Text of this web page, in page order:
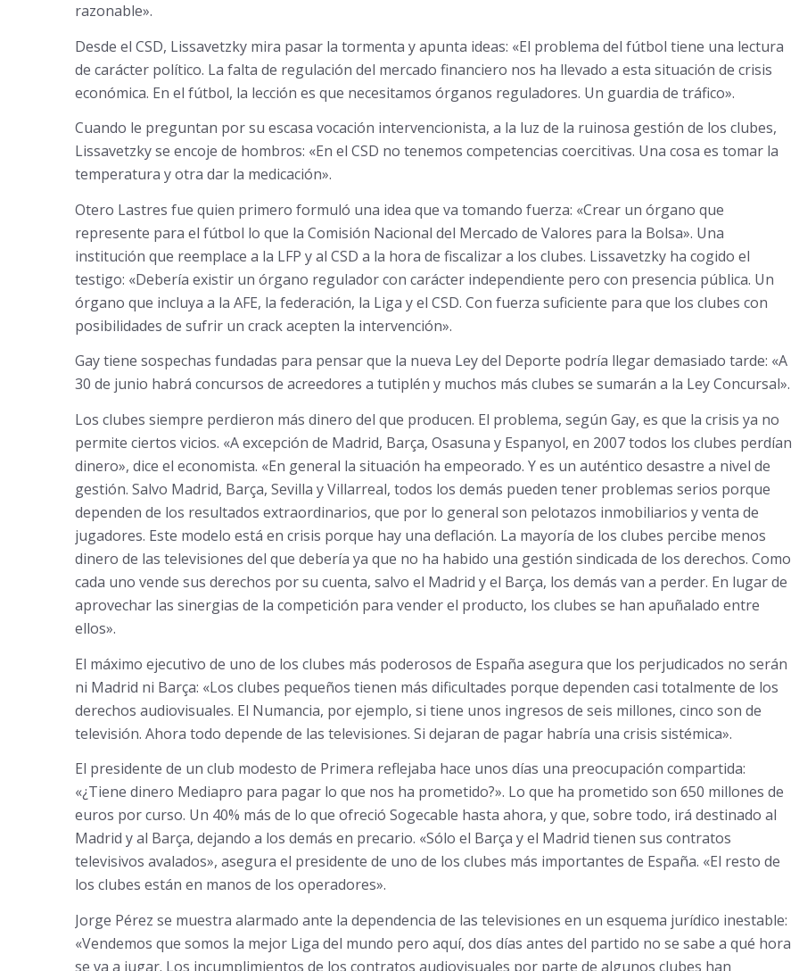
razonable».
Desde el CSD, Lissavetzky mira pasar la tormenta y apunta ideas: «El problema del fútbol tiene una lectura
de carácter político. La falta de regulación del mercado financiero nos ha llevado a esta situación de crisis
económica. En el fútbol, la lección es que necesitamos órganos reguladores. Un guardia de tráfico».
Cuando le preguntan por su escasa vocación intervencionista, a la luz de la ruinosa gestión de los clubes,
Lissavetzky se encoje de hombros: «En el CSD no tenemos competencias coercitivas. Una cosa es tomar la
temperatura y otra dar la medicación».
Otero Lastres fue quien primero formuló una idea que va tomando fuerza: «Crear un órgano que
represente para el fútbol lo que la Comisión Nacional del Mercado de Valores para la Bolsa». Una
institución que reemplace a la LFP y al CSD a la hora de fiscalizar a los clubes. Lissavetzky ha cogido el
testigo: «Debería existir un órgano regulador con carácter independiente pero con presencia pública. Un
órgano que incluya a la AFE, la federación, la Liga y el CSD. Con fuerza suficiente para que los clubes con
posibilidades de sufrir un crack acepten la intervención».
Gay tiene sospechas fundadas para pensar que la nueva Ley del Deporte podría llegar demasiado tarde: «A
30 de junio habrá concursos de acreedores a tutiplén y muchos más clubes se sumarán a la Ley Concursal».
Los clubes siempre perdieron más dinero del que producen. El problema, según Gay, es que la crisis ya no
permite ciertos vicios. «A excepción de Madrid, Barça, Osasuna y Espanyol, en 2007 todos los clubes perdían
dinero», dice el economista. «En general la situación ha empeorado. Y es un auténtico desastre a nivel de
gestión. Salvo Madrid, Barça, Sevilla y Villarreal, todos los demás pueden tener problemas serios porque
dependen de los resultados extraordinarios, que por lo general son pelotazos inmobiliarios y venta de
jugadores. Este modelo está en crisis porque hay una deflación. La mayoría de los clubes percibe menos
dinero de las televisiones del que debería ya que no ha habido una gestión sindicada de los derechos. Como
cada uno vende sus derechos por su cuenta, salvo el Madrid y el Barça, los demás van a perder. En lugar de
aprovechar las sinergias de la competición para vender el producto, los clubes se han apuñalado entre
ellos».
El máximo ejecutivo de uno de los clubes más poderosos de España asegura que los perjudicados no serán
ni Madrid ni Barça: «Los clubes pequeños tienen más dificultades porque dependen casi totalmente de los
derechos audiovisuales. El Numancia, por ejemplo, si tiene unos ingresos de seis millones, cinco son de
televisión. Ahora todo depende de las televisiones. Si dejaran de pagar habría una crisis sistémica».
El presidente de un club modesto de Primera reflejaba hace unos días una preocupación compartida:
«¿Tiene dinero Mediapro para pagar lo que nos ha prometido?». Lo que ha prometido son 650 millones de
euros por curso. Un 40% más de lo que ofreció Sogecable hasta ahora, y que, sobre todo, irá destinado al
Madrid y al Barça, dejando a los demás en precario. «Sólo el Barça y el Madrid tienen sus contratos
televisivos avalados», asegura el presidente de uno de los clubes más importantes de España. «El resto de
los clubes están en manos de los operadores».
Jorge Pérez se muestra alarmado ante la dependencia de las televisiones en un esquema jurídico inestable:
«Vendemos que somos la mejor Liga del mundo pero aquí, dos días antes del partido no se sabe a qué hora
se va a jugar. Los incumplimientos de los contratos audiovisuales por parte de algunos clubes han